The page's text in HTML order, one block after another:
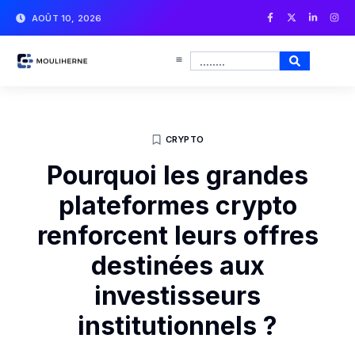
AOÛT 10, 2026
CRYPTO
Pourquoi les grandes
plateformes crypto
renforcent leurs offres
destinées aux
investisseurs
institutionnels ?